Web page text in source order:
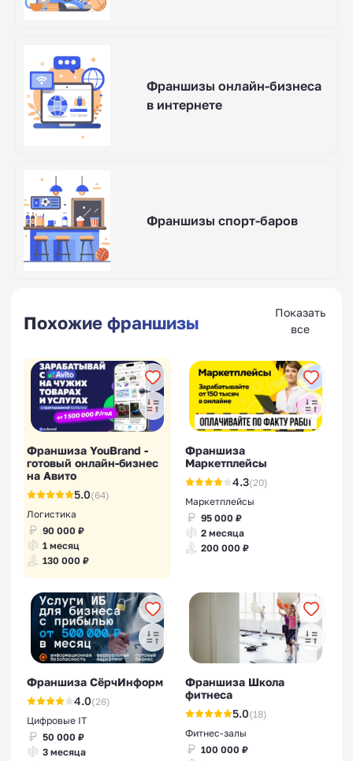
Франшизы онлайн-бизнеса
в интернете
Франшизы спорт-баров
Похожие франшизы
Показать
все
Франшиза YouBrand -
готовый онлайн-бизнес
на Авито
5.0(64)
Логистика
90 000 ₽
1 месяц
130 000 ₽
Франшиза
Маркетплейсы
4.3(20)
Маркетплейсы
95 000 ₽
2 месяца
200 000 ₽
Франшиза СёрчИнформ
4.0(26)
Цифровые IT
50 000 ₽
3 месяца
Франшиза Школа
фитнеса
5.0(18)
Фитнес-залы
100 000 ₽